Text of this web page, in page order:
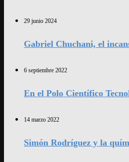
29 junio 2024
Gabriel Chuchani, el
6 septiembre 2022
En el Polo Científico
14 marzo 2022
Simón Rodríguez y la